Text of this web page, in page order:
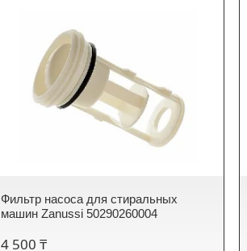
Фильтр насоса для стиральных
машин Zanussi 50290260004
4 500 ₸